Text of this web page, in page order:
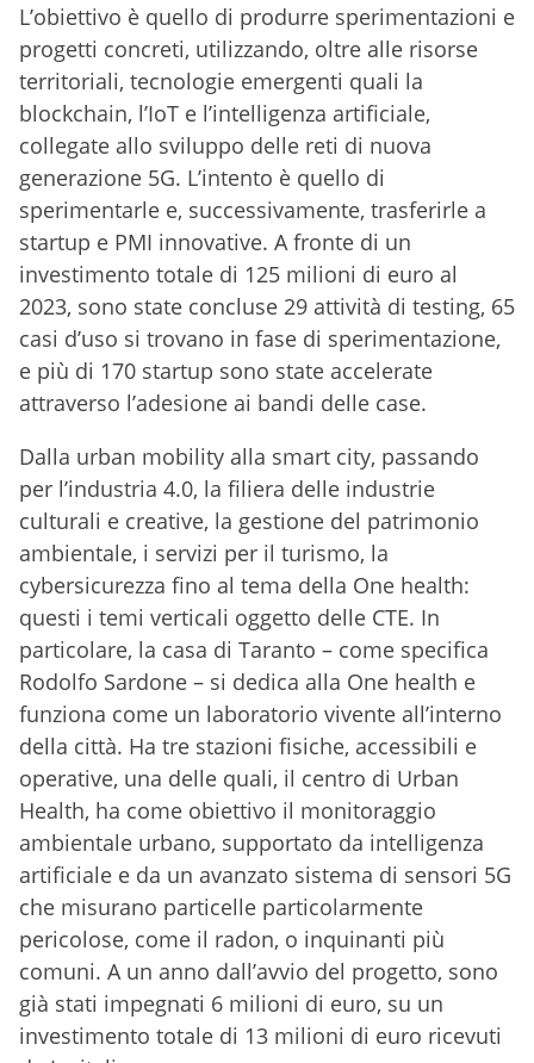
L’obiettivo è quello di produrre sperimentazioni e
progetti concreti, utilizzando, oltre alle risorse
territoriali, tecnologie emergenti quali la
blockchain, l’IoT e l’intelligenza artificiale,
collegate allo sviluppo delle reti di nuova
generazione 5G. L’intento è quello di
sperimentarle e, successivamente, trasferirle a
startup e PMI innovative. A fronte di un
investimento totale di 125 milioni di euro al
2023, sono state concluse 29 attività di testing, 65
casi d’uso si trovano in fase di sperimentazione,
e più di 170 startup sono state accelerate
attraverso l’adesione ai bandi delle case.
Dalla urban mobility alla smart city, passando
per l’industria 4.0, la filiera delle industrie
culturali e creative, la gestione del patrimonio
ambientale, i servizi per il turismo, la
cybersicurezza fino al tema della One health:
questi i temi verticali oggetto delle CTE. In
particolare, la casa di Taranto – come specifica
Rodolfo Sardone – si dedica alla One health e
funziona come un laboratorio vivente all’interno
della città. Ha tre stazioni fisiche, accessibili e
operative, una delle quali, il centro di Urban
Health, ha come obiettivo il monitoraggio
ambientale urbano, supportato da intelligenza
artificiale e da un avanzato sistema di sensori 5G
che misurano particelle particolarmente
pericolose, come il radon, o inquinanti più
comuni. A un anno dall’avvio del progetto, sono
già stati impegnati 6 milioni di euro, su un
investimento totale di 13 milioni di euro ricevuti